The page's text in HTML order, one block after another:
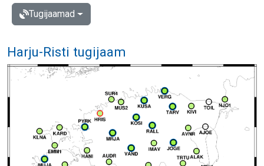
Tugijaamad
Harju-Risti tugijaam